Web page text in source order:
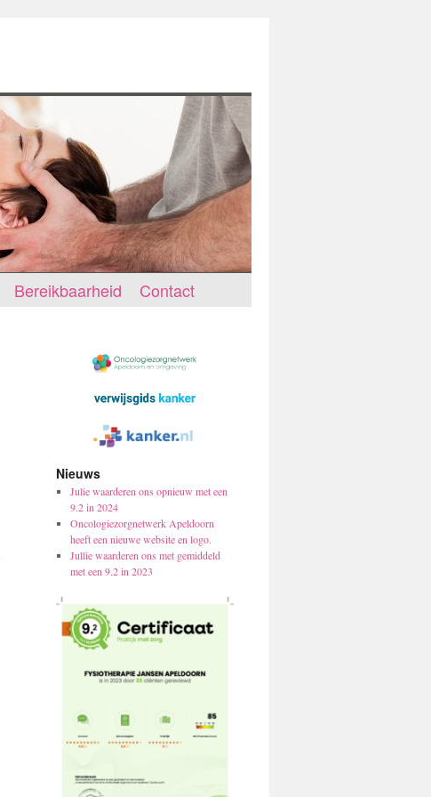
Bereikbaarheid Contact
Nieuws
Julie waarderen ons opnieuw met een
9.2 in 2024
Oncologiezorgnetwerk Apeldoorn
heeft een nieuwe website en logo.
Jullie waarderen ons met gemiddeld
met een 9.2 in 2023